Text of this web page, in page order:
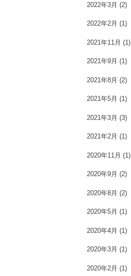
2022年3月 (2)
2022年2月 (1)
2021年11月 (1)
2021年9月 (1)
2021年8月 (2)
2021年5月 (1)
2021年3月 (3)
2021年2月 (1)
2020年11月 (1)
2020年9月 (2)
2020年8月 (2)
2020年5月 (1)
2020年4月 (1)
2020年3月 (1)
2020年2月 (1)